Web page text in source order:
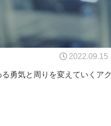
2022.09.15
勇気と周りを変えていくアク